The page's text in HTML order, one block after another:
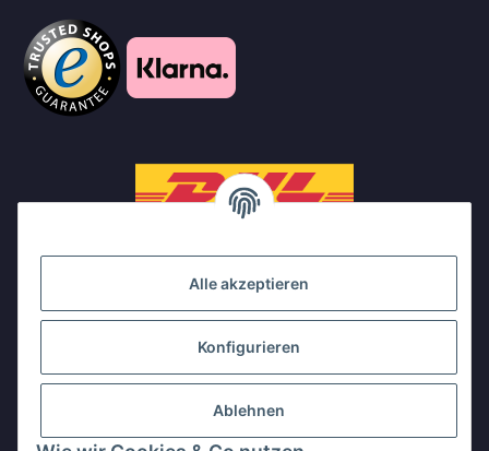
Alle akzeptieren
Konfigurieren
Ablehnen